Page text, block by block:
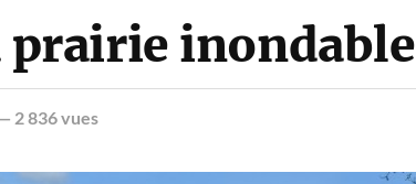
prairie inondable
2 836 vues